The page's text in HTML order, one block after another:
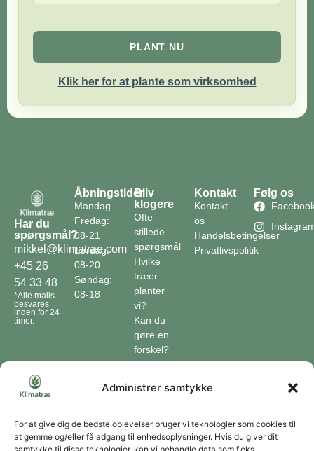
Administrer samtykke
For at give dig de bedste oplevelser bruger vi teknologier som cookies til
at gemme og/eller få adgang til enhedsoplysninger. Hvis du giver dit
PLANT NU
Klik her for at plante som virksomhed
Har du
spørgsmål?
mikkel@klimatrae.com
+45 26
54 33 48
*Alle mails
besvares
inden for 24
timer.
Åbningstider
Mandag –
Fredag:
08-21
Lørdag:
08-20
Søndag:
08-18
Bliv
klogere
Ofte
stillede
spørgsmål
Hvilke
træer
planter
vi?
Kan du
gøre en
forskel?
En guide
Klimaordbogen
optager
træer
Kontakt
Kontakt
os
Handelsbetingelser
Privatlivspolitik
Følg os